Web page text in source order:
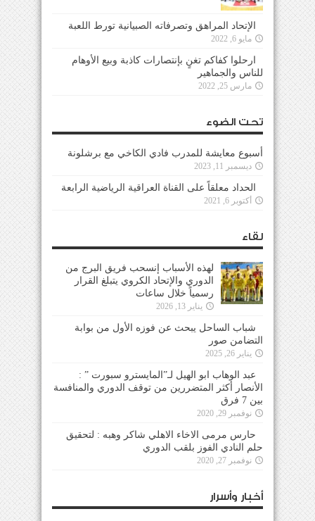
الإتحاد المراهق وتصرفاته الصبيانية تورط اللعبة
مايو 6, 2022
ارحلوا كفاكم تغنٍ بإنتصارات كاذبة وبيع الأوهام
للناس والجماهير
مارس 25, 2022
تحت الضوء
أسبوع معايشة للمدرب فادي الكاخي مع برشلونة
ديسمبر 11, 2023
الحداد معلقاً على القناة العراقية الرياضية الرابعة
أكتوبر 6, 2021
لقاء
لهذه الأسباب إنسحب فريق البرج من
الدوري والإتحاد الكروي يتبلغ القرار
رسمياً خلال ساعات
يناير 13, 2026
شباب الساحل يبحث عن فوزه الأول من بوابة
التضامن صور
يناير 26, 2025
عبد الوهاب ابو الهيل لـ”المايسترو سبورت ” :
الأنصار أكثر المتضررين من توقف الدوري والمنافسة
بين 7 فرق
نوفمبر 29, 2020
حارس مرمى الاخاء الاهلي شاكر وهبه : لتحقيق
حلم النادي الفوز بلقب الدوري
نوفمبر 27, 2020
أخبار وأسرار